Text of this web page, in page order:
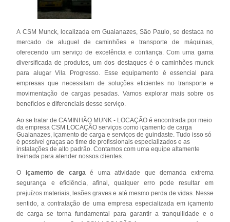
A CSM Munck, localizada em Guaianazes, São Paulo, se destaca no
mercado de aluguel de caminhões e transporte de máquinas,
oferecendo um serviço de excelência e confiança. Com uma gama
diversificada de produtos, um dos destaques é o caminhões munck
para alugar Vila Progresso. Esse equipamento é essencial para
empresas que necessitam de soluções eficientes no transporte e
movimentação de cargas pesadas. Vamos explorar mais sobre os
benefícios e diferenciais desse serviço.
Ao se tratar de CAMINHÃO MUNK - LOCAÇÃO é encontrada por meio
da empresa CSM LOCAÇÃO serviços como içamento de carga
Guaianazes, içamento de carga e serviços de guindaste. Tudo isso só
é possível graças ao time de profissionais especializados e as
instalações de alto padrão. Contamos com uma equipe altamente
treinada para atender nossos clientes.
O içamento de carga é uma atividade que demanda extrema
segurança e eficiência, afinal, qualquer erro pode resultar em
prejuízos materiais, lesões graves e até mesmo perda de vidas. Nesse
sentido, a contratação de uma empresa especializada em içamento
de carga se torna fundamental para garantir a tranquilidade e o